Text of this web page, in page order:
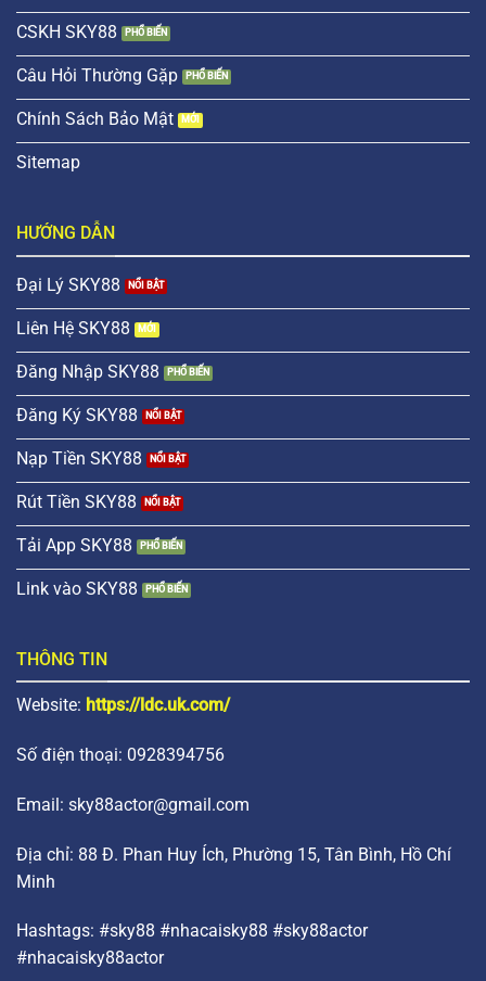
CSKH SKY88
Câu Hỏi Thường Gặp
Chính Sách Bảo Mật
Sitemap
HƯỚNG DẪN
Đại Lý SKY88
Liên Hệ SKY88
Đăng Nhập SKY88
Đăng Ký SKY88
Nạp Tiền SKY88
Rút Tiền SKY88
Tải App SKY88
Link vào SKY88
THÔNG TIN
Website: https://ldc.uk.com/
Số điện thoại: 0928394756
Email: sky88actor@gmail.com
Địa chỉ: 88 Đ. Phan Huy Ích, Phường 15, Tân Bình, Hồ Chí
Minh
Hashtags: #sky88 #nhacaisky88 #sky88actor
#nhacaisky88actor